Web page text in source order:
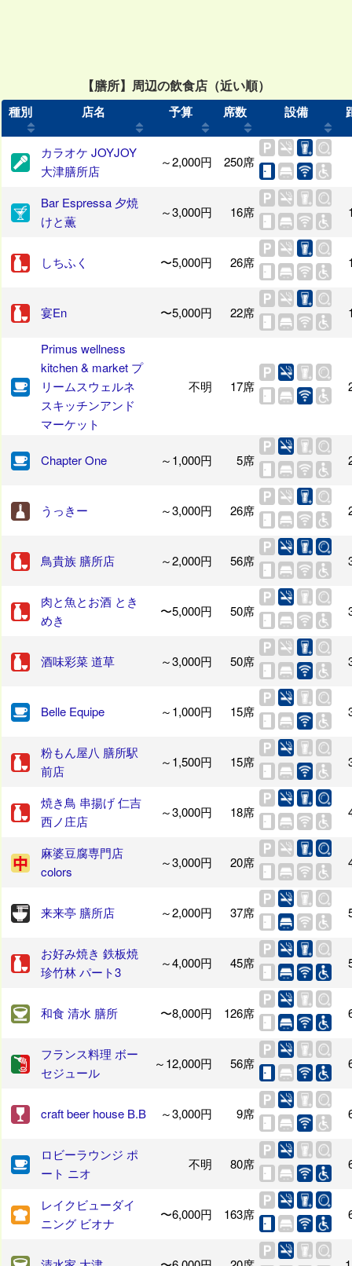
【膳所】周辺の飲食店（近い順）
種別 店名 予算 席数 設備
カラオケ JOYJOY
大津膳所店
～2,000円 250席
Bar Espressa 夕焼
けと薫
～3,000円 16席
しちふく 〜5,000円 26席
宴En 〜5,000円 22席
Primus wellness
kitchen & market プ
リームスウェルネ
スキッチンアンド
マーケット
不明 17席
Chapter One ～1,000円 5席
うっきー ～3,000円 26席
鳥貴族 膳所店 ～2,000円 56席
肉と魚とお酒 とき
めき
〜5,000円 50席
酒味彩菜 道草 ～3,000円 50席
Belle Equipe ～1,000円 15席
粉もん屋八 膳所駅
前店
～1,500円 15席
焼き鳥 串揚げ 仁吉
西ノ庄店
～3,000円 18席
麻婆豆腐専門店
colors
～3,000円 20席
来来亭 膳所店 ～2,000円 37席
お好み焼き 鉄板焼
珍竹林 パート3
～4,000円 45席
和食 清水 膳所 〜8,000円 126席
フランス料理 ボー
セジュール
～12,000円 56席
craft beer house B.B ～3,000円 9席
ロビーラウンジ ポ
ート ニオ
不明 80席
レイクビューダイ
ニング ビオナ
〜6,000円 163席